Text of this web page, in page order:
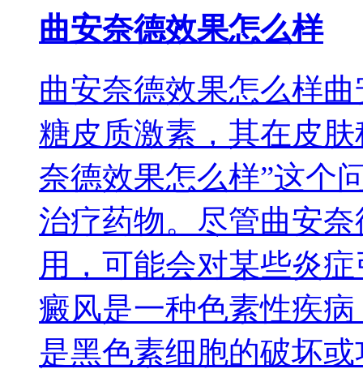
曲安奈德效果怎么样
曲安奈德效果怎么样
糖皮质激素，其在皮
奈德效果怎么样”这个
治疗药物。尽管曲安
用，可能会对某些炎
癜风是一种色素性疾
是黑色素细胞的破坏